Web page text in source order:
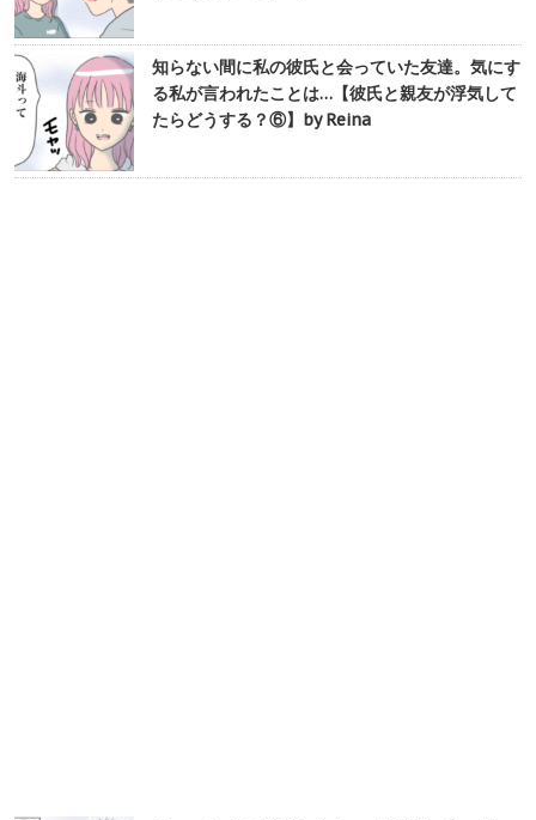
知らない間に私の彼氏と会っていた友達。気にす
る私が言われたことは…【彼氏と親友が浮気して
たらどうする？⑥】by Reina